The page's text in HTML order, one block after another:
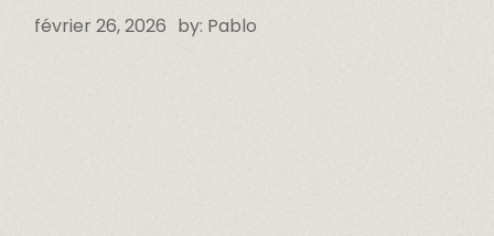
février 26, 2026 by: Pablo